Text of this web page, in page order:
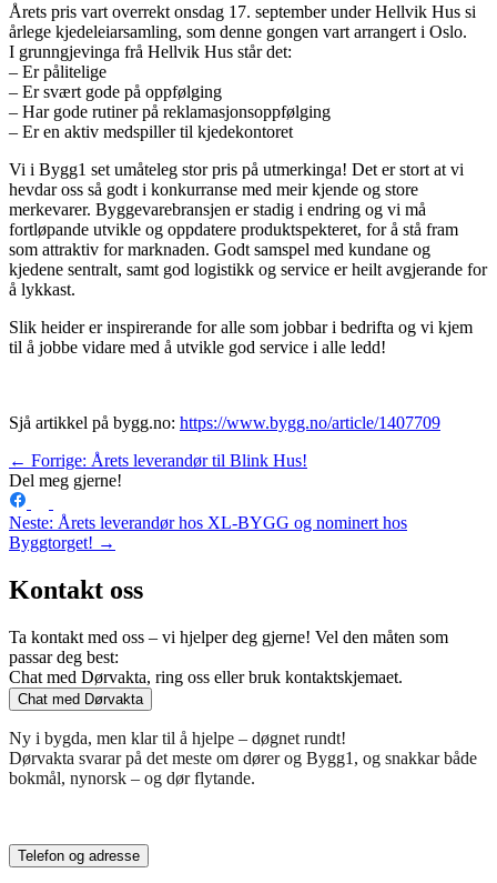
Årets pris vart overrekt onsdag 17. september under Hellvik Hus si
årlege kjedeleiarsamling, som denne gongen vart arrangert i Oslo.
I grunngjevinga frå Hellvik Hus står det:
– Er pålitelige
– Er svært gode på oppfølging
– Har gode rutiner på reklamasjonsoppfølging
– Er en aktiv medspiller til kjedekontoret
Vi i Bygg1 set umåteleg stor pris på utmerkinga! Det er stort at vi
hevdar oss så godt i konkurranse med meir kjende og store
merkevarer. Byggevarebransjen er stadig i endring og vi må
fortløpande utvikle og oppdatere produktspekteret, for å stå fram
som attraktiv for marknaden. Godt samspel med kundane og
kjedene sentralt, samt god logistikk og service er heilt avgjerande for
å lykkast.
Slik heider er inspirerande for alle som jobbar i bedrifta og vi kjem
til å jobbe vidare med å utvikle god service i alle ledd!
Sjå artikkel på bygg.no: https://www.bygg.no/article/1407709
← Forrige: Årets leverandør til Blink Hus!
Del meg gjerne!
Neste: Årets leverandør hos XL-BYGG og nominert hos
Byggtorget! →
Kontakt oss
Ta kontakt med oss – vi hjelper deg gjerne! Vel den måten som
passar deg best:
Chat med Dørvakta, ring oss eller bruk kontaktskjemaet.
Chat med Dørvakta
Ny i bygda, men klar til å hjelpe – døgnet rundt!
Dørvakta svarar på det meste om dører og Bygg1, og snakkar både
bokmål, nynorsk – og dør flytande.
Telefon og adresse